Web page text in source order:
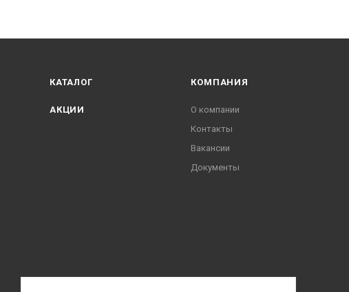
КАТАЛОГ
АКЦИИ
КОМПАНИЯ
О компании
Контакты
Вакансии
Документы